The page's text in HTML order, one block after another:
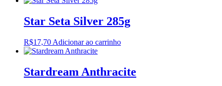
Star Seta Silver 285g
R$17,70 Adicionar ao carrinho
Stardream Anthracite